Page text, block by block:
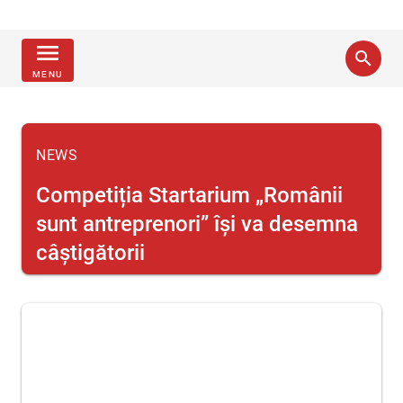
menu
MENU
search
NEWS
Competiția Startarium „Românii
sunt antreprenori” își va desemna
câștigătorii